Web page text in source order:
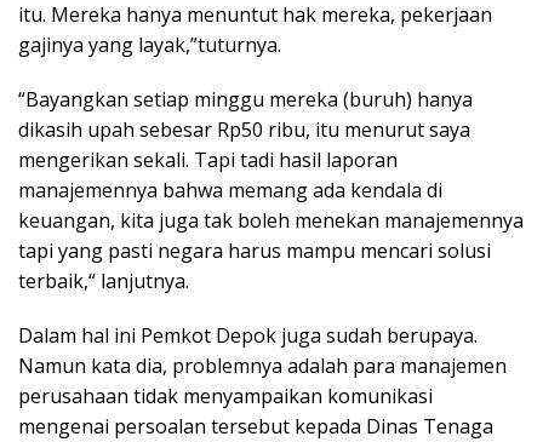
itu. Mereka hanya menuntut hak mereka, pekerjaan
gajinya yang layak,”tuturnya.
“Bayangkan setiap minggu mereka (buruh) hanya
dikasih upah sebesar Rp50 ribu, itu menurut saya
mengerikan sekali. Tapi tadi hasil laporan
manajemennya bahwa memang ada kendala di
keuangan, kita juga tak boleh menekan manajemennya
tapi yang pasti negara harus mampu mencari solusi
terbaik,“ lanjutnya.
Dalam hal ini Pemkot Depok juga sudah berupaya.
Namun kata dia, problemnya adalah para manajemen
perusahaan tidak menyampaikan komunikasi
mengenai persoalan tersebut kepada Dinas Tenaga